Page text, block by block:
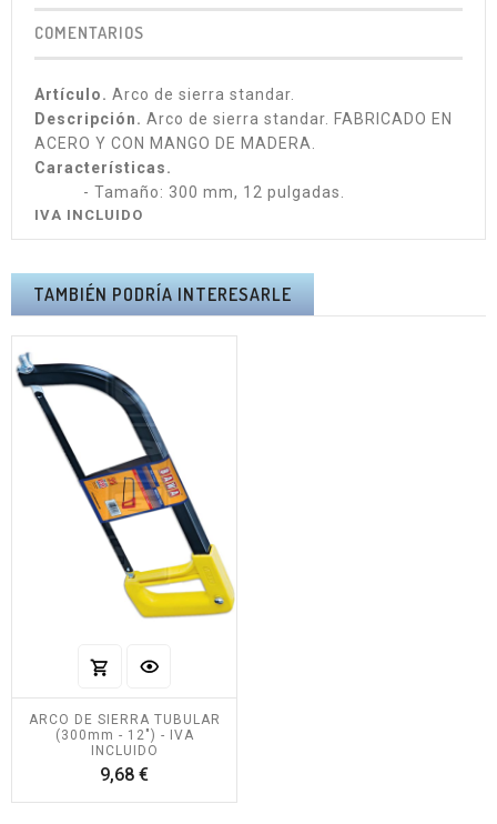
COMENTARIOS
Artículo. Arco de sierra standar.
Descripción. Arco de sierra standar. FABRICADO EN
ACERO Y CON MANGO DE MADERA.
Características.
- Tamaño: 300 mm, 12 pulgadas.
IVA INCLUIDO
TAMBIÉN PODRÍA INTERESARLE
ARCO DE SIERRA TUBULAR
(300mm - 12") - IVA
INCLUIDO
9,68 €Precio